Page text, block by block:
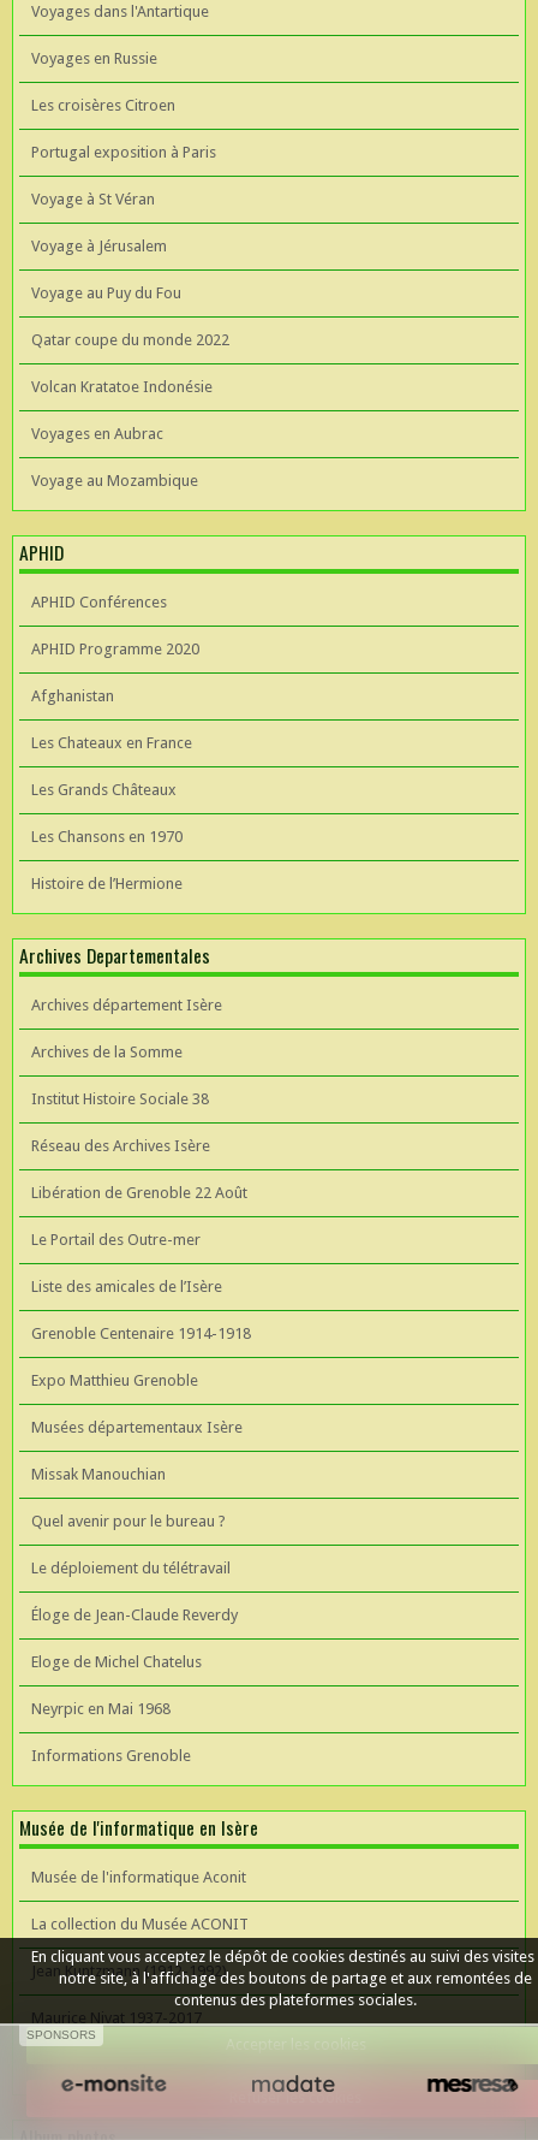
Voyages dans l'Antartique
Voyages en Russie
Les croisères Citroen
Portugal exposition à Paris
Voyage à St Véran
Voyage à Jérusalem
Voyage au Puy du Fou
Qatar coupe du monde 2022
Volcan Kratatoe Indonésie
Voyages en Aubrac
Voyage au Mozambique
APHID
APHID Conférences
APHID Programme 2020
Afghanistan
Les Chateaux en France
Les Grands Châteaux
Les Chansons en 1970
Histoire de l’Hermione
Archives Departementales
Archives département Isère
Archives de la Somme
Institut Histoire Sociale 38
Réseau des Archives Isère
Libération de Grenoble 22 Août
Le Portail des Outre-mer
Liste des amicales de l’Isère
Grenoble Centenaire 1914-1918
Expo Matthieu Grenoble
Musées départementaux Isère
Missak Manouchian
Quel avenir pour le bureau ?
Le déploiement du télétravail
Éloge de Jean-Claude Reverdy
Eloge de Michel Chatelus
Neyrpic en Mai 1968
Informations Grenoble
Musée de l'informatique en Isère
Musée de l'informatique Aconit
La collection du Musée ACONIT
Jean Kuntzmann (1912-1992)
Maurice Nivat 1937-2017
SPONSORS
En cliquant vous acceptez le dépôt de cookies destinés au suivi des visites
notre site, à l'affichage des boutons de partage et aux remontées de
contenus des plateformes sociales.
Refuser les cookies